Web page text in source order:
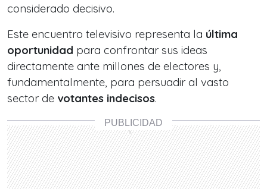
considerado decisivo.
Este encuentro televisivo representa la última
oportunidad para confrontar sus ideas
directamente ante millones de electores y,
fundamentalmente, para persuadir al vasto
sector de votantes indecisos.